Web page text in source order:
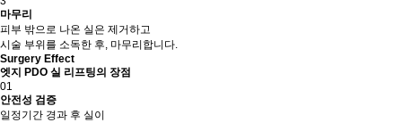
마무리
피부 밖으로 나온 실은 제거하고
시술 부위를 소독한 후, 마무리합니다.
Surgery Effect
엣지 PDO 실 리프팅의 장점
01
안전성 검증
일정기간 경과 후 실이